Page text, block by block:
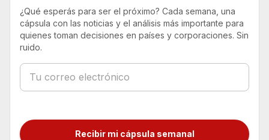
¿Qué esperás para ser el próximo? Cada semana, una
cápsula con las noticias y el análisis más importante para
quienes toman decisiones en países y corporaciones. Sin
ruido.
Recibir mi cápsula semanal